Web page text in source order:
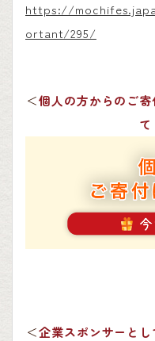
https://
ortant/295/
＜個人の方からのご
て
＜企業スポンサーと